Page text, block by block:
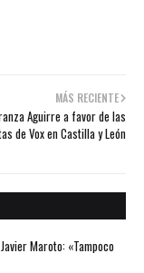
MÁS RECIENTE
Aguirre a favor de las
de Vox en Castilla y León
Maroto: «Tampoco